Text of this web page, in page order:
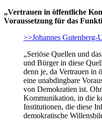
„Vertrauen in öffentliche
Voraussetzung für das
>>Johannes
„Seriöse Quellen und
und Bürger in diese
denn je, da Vertrauen in
eine unabdingbare
von Demokratien ist.
Kommunikation, in die
Institutionen, die diese
demokratische